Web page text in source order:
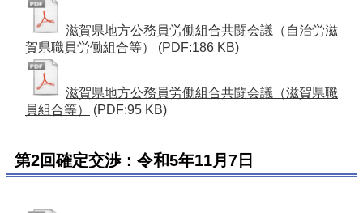
滋賀県地方公務員労働組合共闘会議（自治労滋
賀県職員労働組合等） (PDF:186 KB)
滋賀県地方公務員労働組合共闘会議（滋賀県職
員組合等）
(PDF:95 KB)
第2回確定交渉：令和5年11月7日